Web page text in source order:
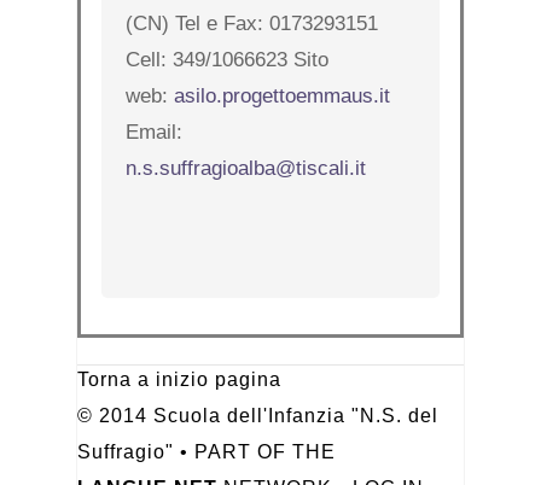
(CN) Tel e Fax: 0173293151
Cell: 349/1066623 Sito
web: asilo.progettoemmaus.it
Email:
n.s.suffragioalba@tiscali.it
Torna a inizio pagina
© 2014 Scuola dell'Infanzia "N.S. del
Suffragio" • PART OF THE